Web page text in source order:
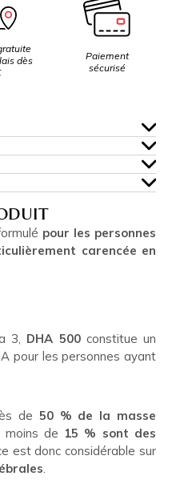
dès
Paiement
sécurisé
pour les personnes
carencée en
3, DHA 500 constitue un
pour les personnes ayant
de 50 % de la masse
de 15 % sont des
est donc considérable sur
.